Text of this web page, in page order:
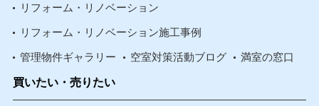
リフォーム・リノベーション
リフォーム・リノベーション施工事例
管理物件ギャラリー 空室対策活動ブログ 満室の窓口
買いたい・売りたい